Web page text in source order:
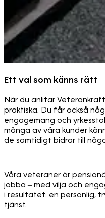
Ett val som känns rätt
När du anlitar
praktiska. Du får också
engagemang och
många av våra kunder
de samtidigt bidrar till
Våra veteraner är
jobba – med vilja och
i resultatet: en personlig,
tjänst.